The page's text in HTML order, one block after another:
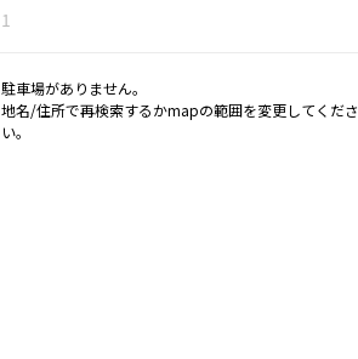
1
駐車場がありません。
地名/住所で再検索するかmapの範囲を変更してくださ
い。